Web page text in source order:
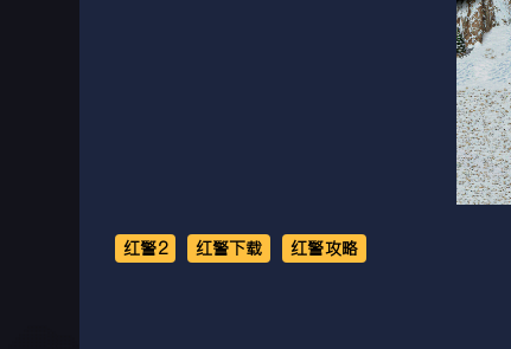
红警2 红警下载 红警攻略